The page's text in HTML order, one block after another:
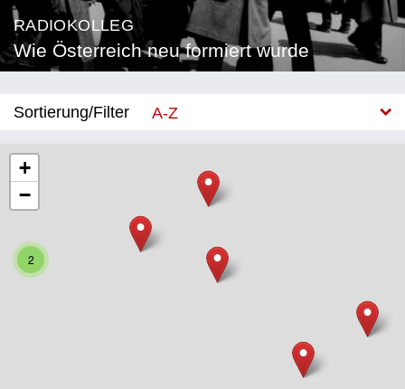
RADIOKOLLEG
Wie Österreich neu formiert wurde
Sortierung/Filter
A-Z
Bundesland
Kärnten
2
+
−